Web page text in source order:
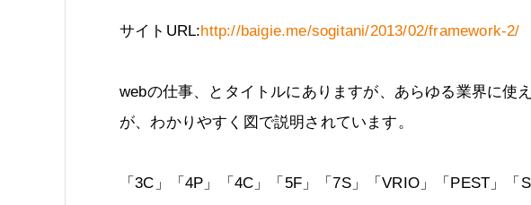
サイトURL:http://baigie.me/sogitani/2013/02/framework-2/
webの仕事、とタイトルにありますが、あらゆる業界に使
が、わかりやすく図で説明されています。
「3C」「4P」「4C」「5F」「7S」「VRIO」「PEST」